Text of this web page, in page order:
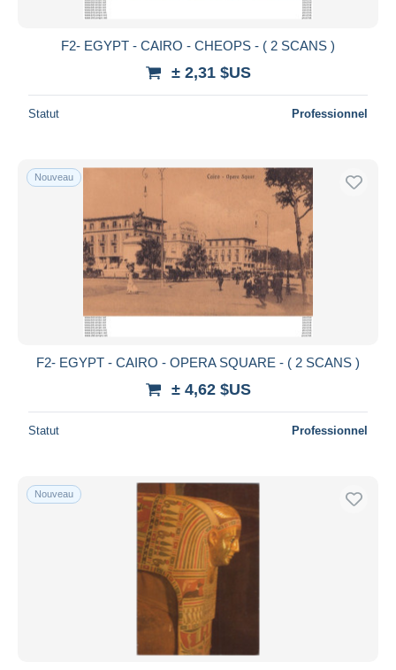
F2- EGYPT - CAIRO - CHEOPS - ( 2 SCANS )
± 2,31 $US
Statut Professionnel
Nouveau
F2- EGYPT - CAIRO - OPERA SQUARE - ( 2 SCANS )
± 4,62 $US
Statut Professionnel
Nouveau